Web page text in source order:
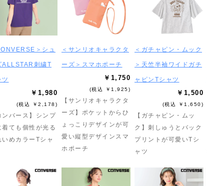
＞シュ
ALLSTAR刺繍T
ツ
￥1,980
(税込 ￥2,178)
ンバース】シンプ
着ても個性が光る
いめカラーTシャ
＜サンリオキャラクタ
ーズ＞スマホポーチ
￥1,750
(税込 ￥1,925)
【サンリオキャラクタ
ーズ】ポケットからひ
ょっこりデザインが可
愛い縦型デザインスマ
ホポーチ
＜ガチャピン・ムック
＞天竺半袖ワイドガチ
ャピンTシャツ
￥1,500
(税込 ￥1,650)
【ガチャピン・ムッ
ク】刺しゅうとバック
プリントが可愛いTシ
ャツ